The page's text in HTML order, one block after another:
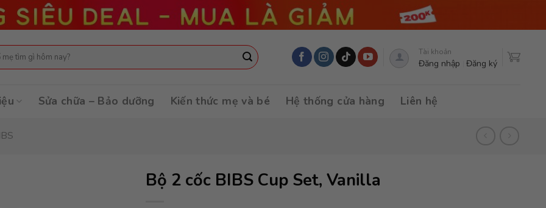
Tài khoản
Đăng nhập Đăng ký
Sửa chữa – Bảo dưỡng Kiến thức mẹ và bé Hệ thống cửa hàng Liên hệ
Bộ 2 cốc BIBS Cup Set, Vanilla